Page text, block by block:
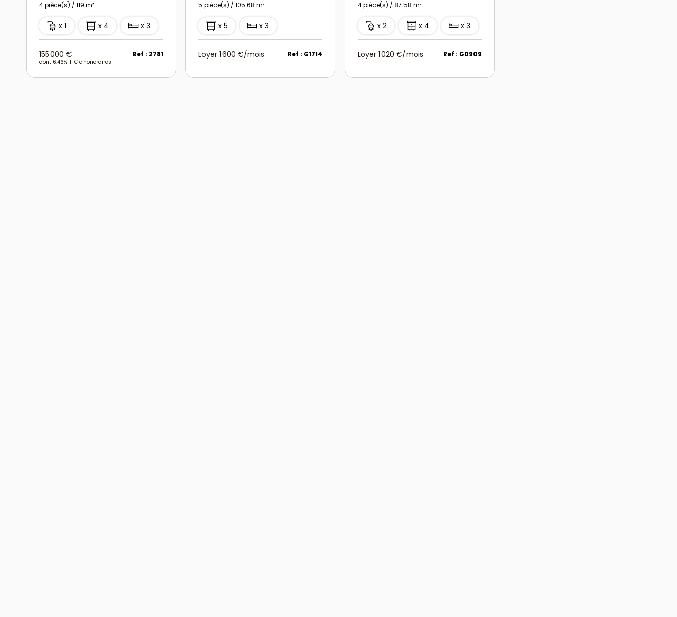
4 pièce(s) / 119 m²
x 1 x 4 x 3
155 000 €
dont 6.46% TTC d'honoraires
Ref : 2781
5 pièce(s) / 105.68 m²
x 5 x 3
Loyer 1 600 €/mois Ref : G1714
4 pièce(s) / 87.58 m²
x 2 x 4 x 3
Loyer 1 020 €/mois Ref : G0909